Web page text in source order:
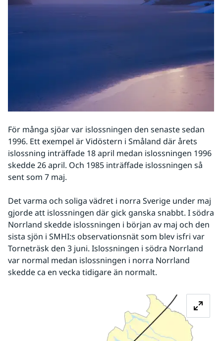
För många sjöar var islossningen den senaste sedan
1996. Ett exempel är Vidöstern i Småland där årets
islossning inträffade 18 april medan islossningen 1996
skedde 26 april. Och 1985 inträffade islossningen så
sent som 7 maj.
Det varma och soliga vädret i norra Sverige under maj
gjorde att islossningen där gick ganska snabbt. I södra
Norrland skedde islossningen i början av maj och den
sista sjön i SMHI:s observationsnät som blev isfri var
Torneträsk den 3 juni. Islossningen i södra Norrland
var normal medan islossningen i norra Norrland
skedde ca en vecka tidigare än normalt.